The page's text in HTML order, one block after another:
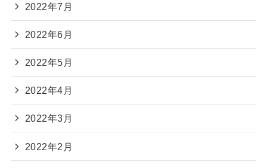
2022年7月
2022年6月
2022年5月
2022年4月
2022年3月
2022年2月